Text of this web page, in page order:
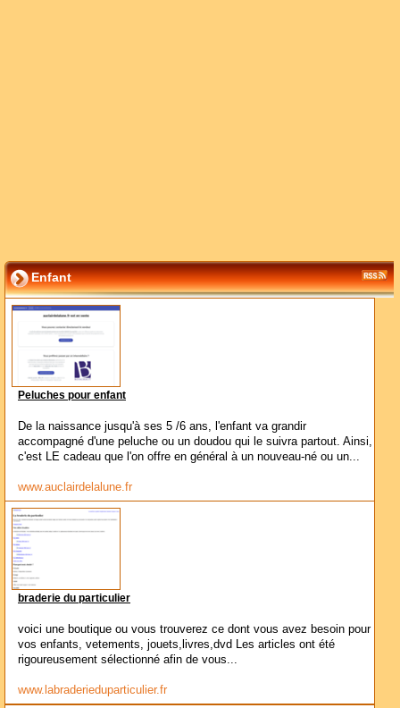
Enfant
Peluches pour enfant
De la naissance jusqu'à ses 5 /6 ans, l'enfant va grandir
accompagné d'une peluche ou un doudou qui le suivra partout. Ainsi,
c'est LE cadeau que l'on offre en général à un nouveau-né ou un...
www.auclairdelalune.fr
braderie du particulier
voici une boutique ou vous trouverez ce dont vous avez besoin pour
vos enfants, vetements, jouets,livres,dvd Les articles ont été
rigoureusement sélectionné afin de vous...
www.labraderieduparticulier.fr